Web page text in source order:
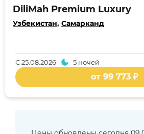
DiliMah Premium Luxury
Узбекистан, Самарканд
С25.08.2026 5 ночей
от 99 773 ₽